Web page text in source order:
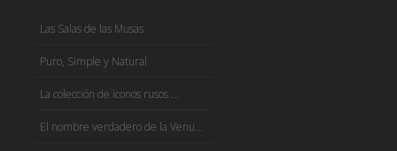
Las Salas de las Musas
Puro, Simple y Natural
La colección de iconos rusos ...
El nombre verdadero de la Venu...